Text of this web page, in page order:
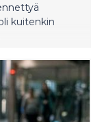
kuitenkin